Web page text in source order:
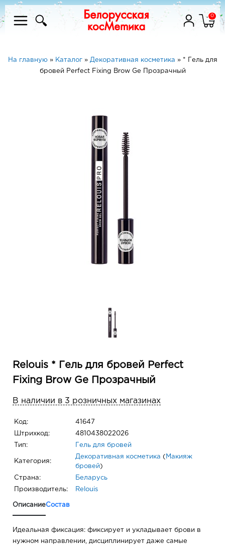
0
На главную» Каталог» Декоративная косметика » * Гель для
бровей Perfect Fixing Brow Ge Прозрачный
Relouis * Гель для бровей Perfect
Fixing Brow Ge Прозрачный
В наличии в 3 розничных магазинах
Код: 41647
Штрихкод: 4810438022026
Тип: Гель для бровей
Категория:
Декоративная косметика ( Макияж
бровей )
Страна: Беларусь
Производитель: Relouis
ОписаниеСостав
Идеальная фиксация: фиксирует и укладывает брови в
нужном направлении, дисциплинирует даже самые